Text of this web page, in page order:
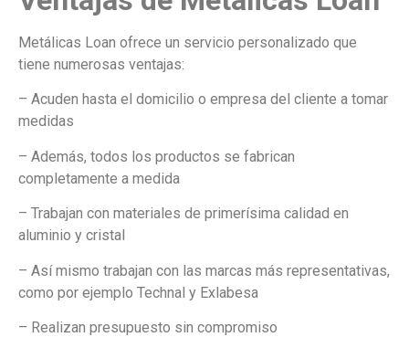
Metálicas Loan ofrece un servicio personalizado que
tiene numerosas ventajas:
– Acuden hasta el domicilio o empresa del cliente a tomar
medidas
– Además, todos los productos se fabrican
completamente a medida
– Trabajan con materiales de primerísima calidad en
aluminio y cristal
– Así mismo trabajan con las marcas más representativas,
como por ejemplo Technal y Exlabesa
– Realizan presupuesto sin compromiso